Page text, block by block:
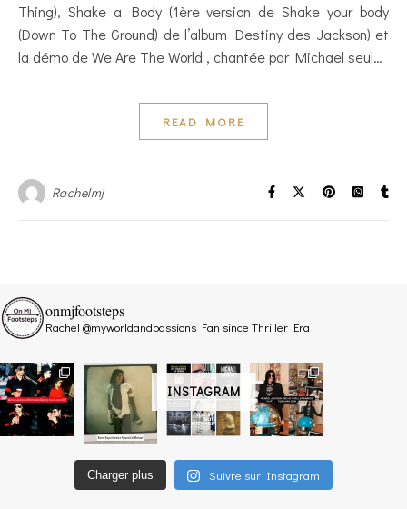
Thing), Shake a Body (1ère version de Shake your body
(Down To The Ground) de l’album Destiny des Jackson) et
la démo de We Are The World , chantée par Michael seul…
READ MORE
Rachelmj
INSTAGRAM
onmjfootsteps
Rachel @myworldandpassions Fan since Thriller Era
Charger plus Suivre sur Instagram